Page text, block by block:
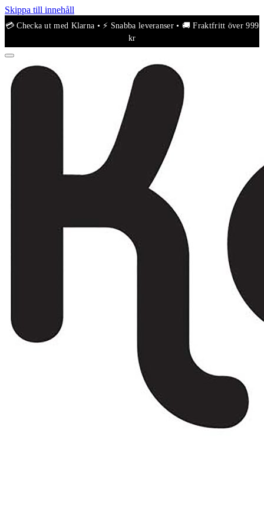
Skippa till innehåll